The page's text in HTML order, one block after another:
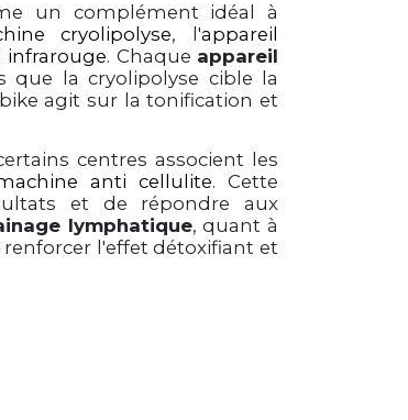
un complément idéal à
cryolipolyse, l'appareil
infrarouge. Chaque appareil
que la cryolipolyse cible la
agit sur la tonification et
centres associent les
anti cellulite. Cette
et de répondre aux
lymphatique, quant à
l'effet détoxifiant et